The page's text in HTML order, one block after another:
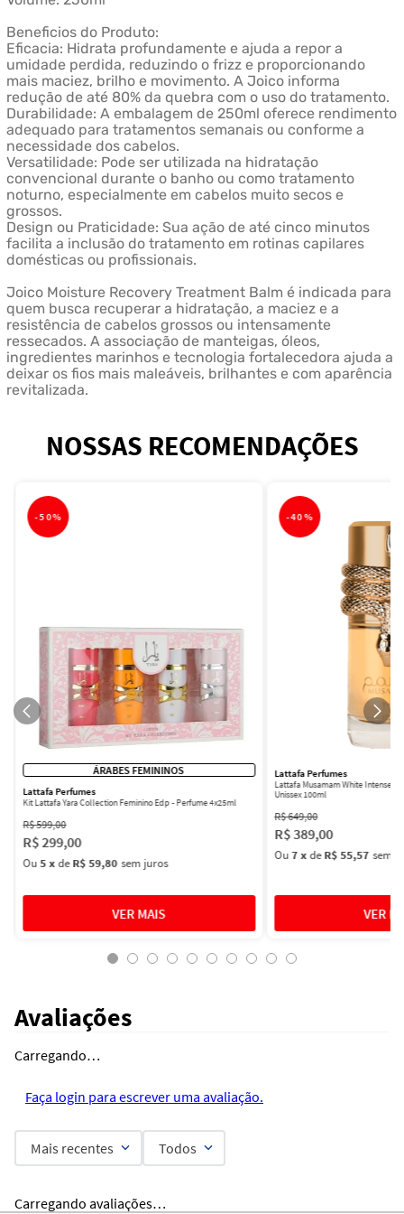
Beneficios do Produto:
Eficacia: Hidrata profundamente e ajuda a repor a
umidade perdida, reduzindo o frizz e proporcionando
mais maciez, brilho e movimento. A Joico informa
redução de até 80% da quebra com o uso do tratamento.
Durabilidade: A embalagem de 250ml oferece rendimento
adequado para tratamentos semanais ou conforme a
necessidade dos cabelos.
Versatilidade: Pode ser utilizada na hidratação
convencional durante o banho ou como tratamento
noturno, especialmente em cabelos muito secos e
grossos.
Design ou Praticidade: Sua ação de até cinco minutos
facilita a inclusão do tratamento em rotinas capilares
domésticas ou profissionais.
Joico Moisture Recovery Treatment Balm é indicada para
quem busca recuperar a hidratação, a maciez e a
resistência de cabelos grossos ou intensamente
ressecados. A associação de manteigas, óleos,
ingredientes marinhos e tecnologia fortalecedora ajuda a
deixar os fios mais maleáveis, brilhantes e com aparência
revitalizada.
NOSSAS RECOMENDAÇÕES
-50%
ÁRABES FEMININOS
Lattafa Perfumes
Kit Lattafa Yara Collection Feminino Edp - Perfume 4x25ml
R$599,00
R$299,00
Ou5 xdeR$ 59,80 sem juros
-40%
Lattafa Perfumes
Lattafa Musamam White Intense
Unissex 100ml
R$649,00
R$389,00
Ou7xdeR$ 55,57 sem
Avaliações
Carregando…
Faça login para escrever uma avaliação.
Mais recentes Todos
Carregando avaliações…